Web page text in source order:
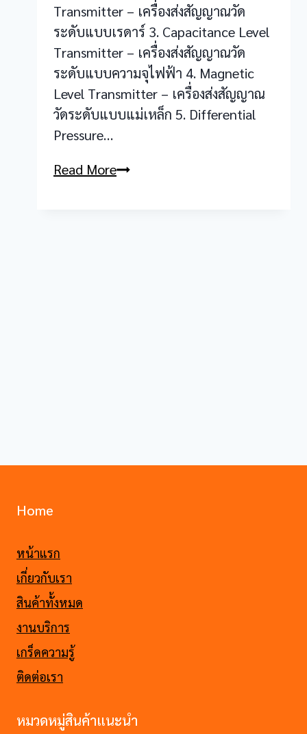
Transmitter – เครื่องส่งสัญญาณวัด
ระดับแบบเรดาร์ 3. Capacitance Level
Transmitter – เครื่องส่งสัญญาณวัด
ระดับแบบความจุไฟฟ้า 4. Magnetic
Level Transmitter – เครื่องส่งสัญญาณ
วัดระดับแบบแม่เหล็ก 5. Differential
Pressure…
Read MoreLevel
Home
หน้าแรก
เกี่ยวกับเรา
สินค้าทั้งหมด
งานบริการ
เกร็ดความรู้
ติดต่อเรา
หมวดหมู่สินค้าแนะนำ